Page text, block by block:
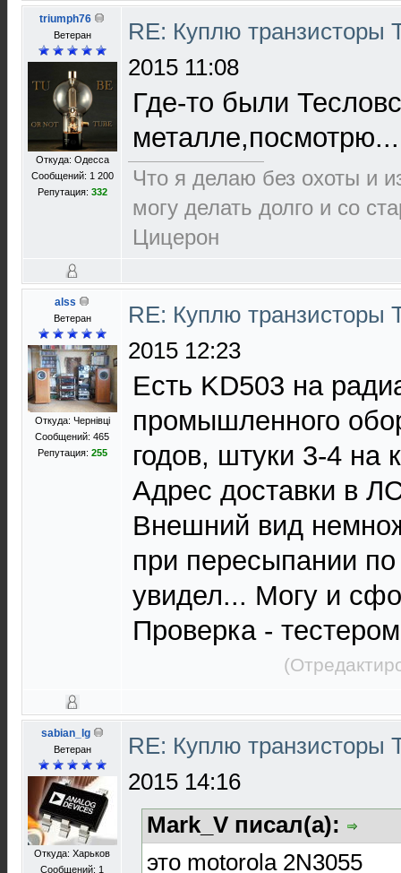
triumph76
Ветеран
Откуда: Одесса
Сообщений: 1 200
Репутация: 332
RE: Куплю транзисторы
2015 11:08
Где-то были
Что я делаю без охоты и
могу делать долго и со
Цицерон
alss
Ветеран
Откуда: Чернівці
Сообщений: 465
Репутация: 255
RE: Куплю транзисторы
2015 12:23
Есть KD503 на
промышленного
годов, штуки 3-4 на
Адрес доставки в
Внешний вид
при пересыпании
увидел... Могу и
Проверка -
sabian_lg
Ветеран
Откуда: Харьков
Сообщений: 1
RE: Куплю транзисторы
2015 14:16
Mark_V писал(а):
это motorola 2N3055